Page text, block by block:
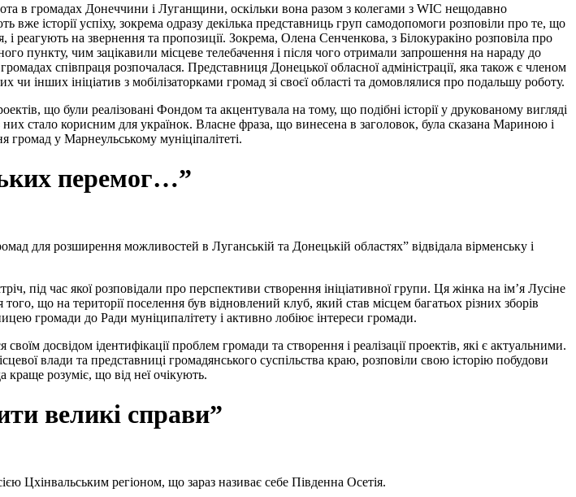
в громадах Донеччини і Луганщини, оскільки вона разом з колегами з WIC нещодавно
вже історії успіху, зокрема одразу декілька представниць груп самодопомоги розповіли про те, що
реагують на звернення та пропозиції. Зокрема, Олена Сенченкова, з Білокуракіно розповіла про
пункту, чим зацікавили місцеве телебачення і після чого отримали запрошення на нараду до
співпраця розпочалася. Представниця Донецької обласної адміністрації, яка також є членом
чи інших ініціатив з мобілізаторками громад зі своєї області та домовлялися про подальшу роботу.
що були реалізовані Фондом та акцентувала на тому, що подібні історії у друкованому вигляді
стало корисним для українок. Власне фраза, що винесена в заголовок, була сказана Мариною і
громад у Марнеульському муніціпалітеті.
перемог…”
для розширення можливостей в Луганській та Донецькій областях” відвідала вірменську і
під час якої розповідали про перспективи створення ініціативної групи. Ця жінка на ім’я Лусіне
що на території поселення був відновлений клуб, який став місцем багатьох різних зборів
громади до Ради муніципалітету і активно лобіює інтереси громади.
досвідом ідентифікації проблем громади та створення і реалізації проектів, які є актуальними.
влади та представниці громадянського суспільства краю, розповіли свою історію побудови
краще розуміє, що від неї очікують.
великі справи”
Цхінвальським регіоном, що зараз називає себе Південна Осетія.